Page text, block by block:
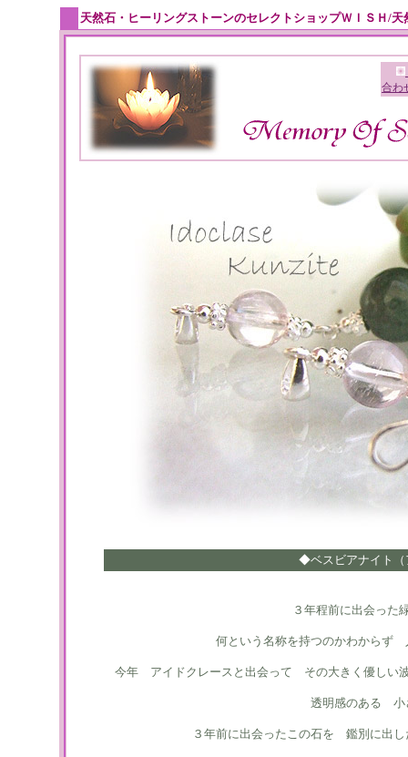
天然石・ヒーリングストーンのセレクトショップＷＩＳＨ/
合わ
◆ベスビアナイト
３年程前に出会った
何という名称を持つのかわからず
今年 アイドクレースと出会って その大きく優しい
透明感のある 小
３年前に出会ったこの石を 鑑別に出